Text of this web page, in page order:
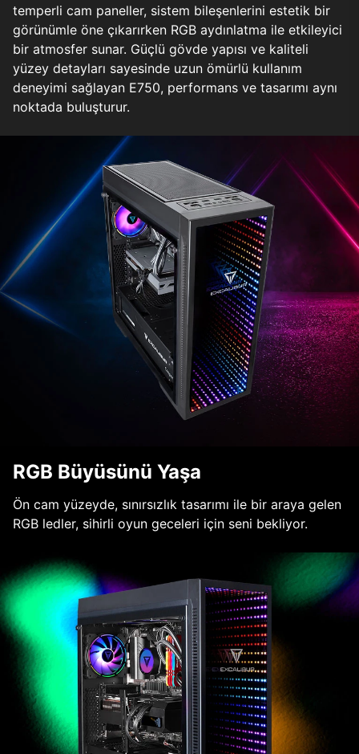
temperli cam paneller, sistem bileşenlerini estetik bir
görünümle öne çıkarırken RGB aydınlatma ile etkileyici
bir atmosfer sunar. Güçlü gövde yapısı ve kaliteli
yüzey detayları sayesinde uzun ömürlü kullanım
deneyimi sağlayan E750, performans ve tasarımı aynı
noktada buluşturur.
RGB Büyüsünü Yaşa
Ön cam yüzeyde, sınırsızlık tasarımı ile bir araya gelen
RGB ledler, sihirli oyun geceleri için seni bekliyor.